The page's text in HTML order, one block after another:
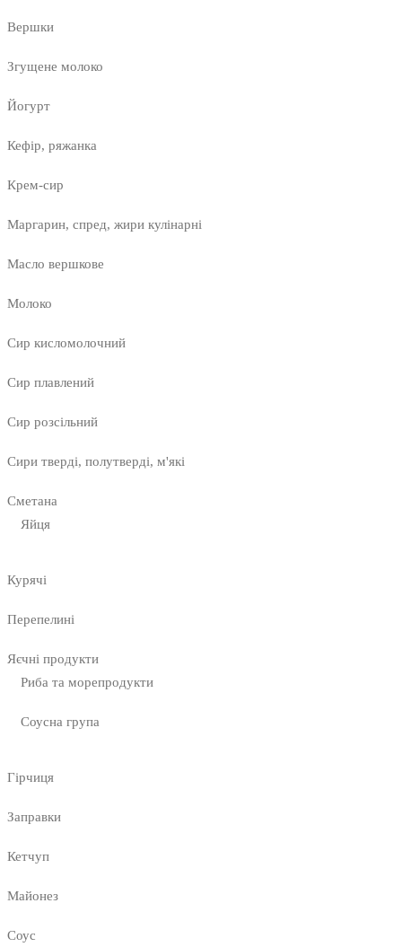
Вершки
Згущене молоко
Йогурт
Кефір, ряжанка
Крем-сир
Маргарин, спред, жири кулінарні
Масло вершкове
Молоко
Сир кисломолочний
Сир плавлений
Сир розсільний
Сири тверді, полутверді, м'які
Сметана
Яйця
Курячі
Перепелині
Яєчні продукти
Риба та морепродукти
Соусна група
Гірчиця
Заправки
Кетчуп
Майонез
Соус